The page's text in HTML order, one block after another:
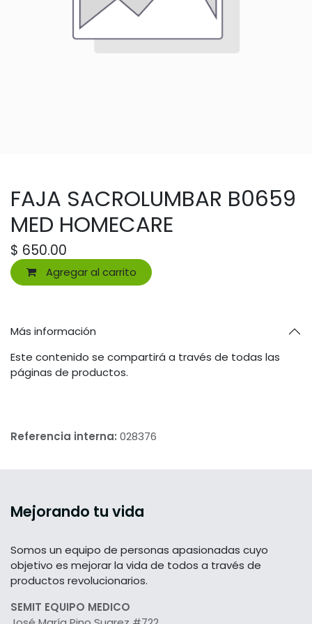
FAJA SACROLUMBAR B0659
MED HOMECARE
$ 650.00
Agregar al carrito
Más información
Este contenido se compartirá a través de todas las
páginas de productos.
Referencia interna: 028376
Mejorando tu vida
Somos un equipo de personas apasionadas cuyo
objetivo es mejorar la vida de todos a través de
productos revolucionarios.
SEMIT EQUIPO MEDICO